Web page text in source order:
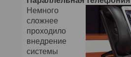
Немного
сложнее
проходило
внедрение
системы